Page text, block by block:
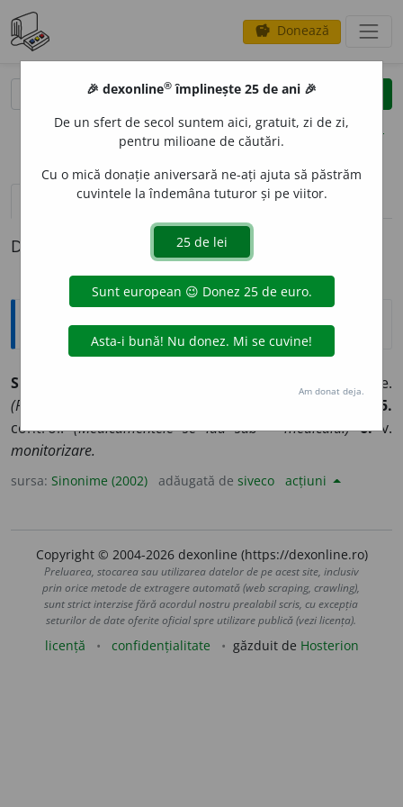
savings Donează
clear
opțiuni
definiții (1) pronunțievolume_up (50)
Definiția cu ID-ul 212679:
Sinonime
SUPRAVEGH
urmărire.
(Pus sub ~.)
5.
control.(Medicamentele se iau sub ~ medicală.) 6.v.
monitorizare.
sursa: Sinonime (2002) adăugată de siveco acțiuni
Copyright © 2004-2026 dexonline (https://dexonline.ro)
Preluarea, stocarea sau utilizarea datelor de pe acest site, inclusiv
prin orice metode de extragere automată (web scraping, crawling),
sunt strict interzise fără acordul nostru prealabil scris, cu excepția
seturilor de date oferite oficial spre utilizare publică (vezi licența).
licență confidențialitate găzduit de Hosterion
🎉 dexonline® împlinește 25 de ani 🎉
De un sfert de secol suntem aici, gratuit, zi de zi,
pentru milioane de căutări.
Cu o mică donație aniversară ne-ați ajuta să păstrăm
cuvintele la îndemâna tuturor și pe viitor.
Am donat deja.